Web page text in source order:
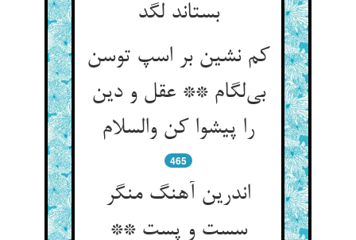
بستاند لگد
کم نشین بر اسپ توسن
بی‌لگام ** عقل و دین
را پیشوا کن والسلام
465
اندرین آهنگ منگر
سست و پست **